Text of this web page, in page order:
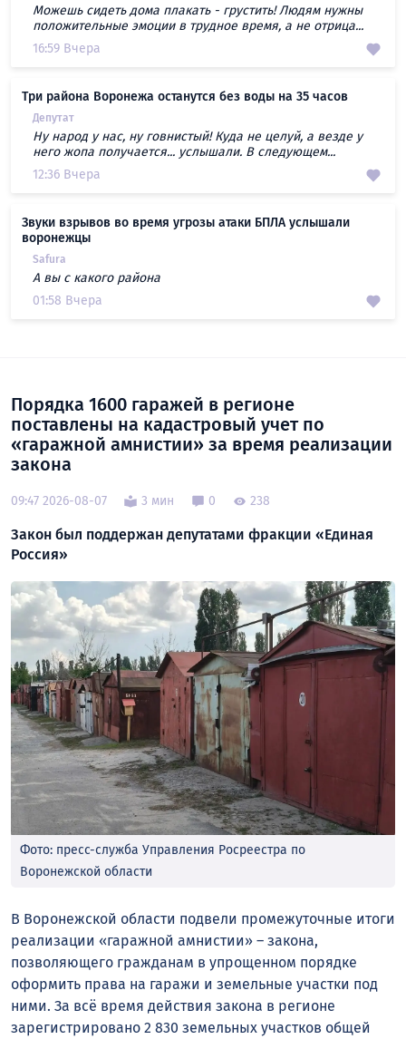
Можешь сидеть дома плакать - грустить! Людям нужны
положительные эмоции в трудное время, а не отрица...
16:59 Вчера
Три района Воронежа останутся без воды на 35 часов
Депутат
Ну народ у нас, ну говнистый! Куда не целуй, а везде у
него жопа получается... услышали. В следующем...
12:36 Вчера
Звуки взрывов во время угрозы атаки БПЛА услышали
воронежцы
Safura
А вы с какого района
01:58 Вчера
Порядка 1600 гаражей в регионе
поставлены на кадастровый учет по
«гаражной амнистии» за время реализации
закона
09:47 2026-08-07 3 мин 0 238
Закон был поддержан депутатами фракции «Единая
Россия»
Фото: пресс-служба Управления Росреестра по
Воронежской области
В Воронежской области подвели промежуточные итоги
реализации «гаражной амнистии» – закона,
позволяющего гражданам в упрощенном порядке
оформить права на гаражи и земельные участки под
ними. За всё время действия закона в регионе
зарегистрировано 2 830 земельных участков общей